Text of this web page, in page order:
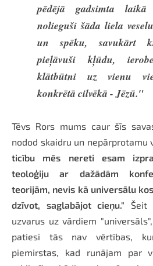
pēdējā gadsimta
nolieguši šāda liela
un spēku, savukārt
pieļāvuši kļūdu,
klātbūtni uz vienu
konkrētā cilvēkā - Jēzū."
Tēvs Rors mums caur šīs
nodod skaidru un nepārprotamu
ticību mēs nereti esam
teoloģiju ar dažādām
teorijām, nevis kā universālu
dzīvot, saglabājot cieņu." Šeit
uzvarus uz vārdiem
patiesi tās nav vērtības,
piemirstas, kad runājam par